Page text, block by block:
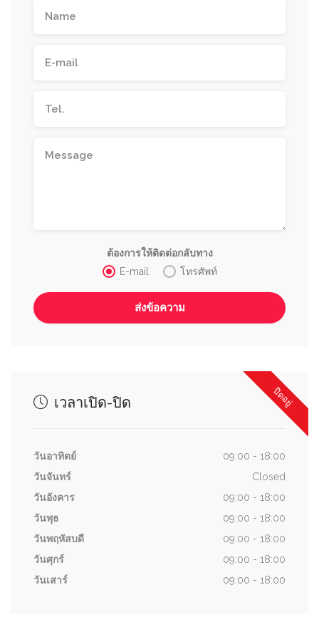
ต้องการให้ติดต่อกลับทาง
E-mail
โทรศัพท์
ปิดอยู่
เวลาเปิด-ปิด
วันอาทิตย์
09:00 - 18:00
วันจันทร์
Closed
วันอังคาร
09:00 - 18:00
วันพุธ
09:00 - 18:00
วันพฤหัสบดี
09:00 - 18:00
วันศุกร์
09:00 - 18:00
วันเสาร์
09:00 - 18:00